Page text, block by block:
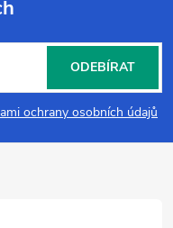
ochrany osobních údajů
ODEBÍRAT